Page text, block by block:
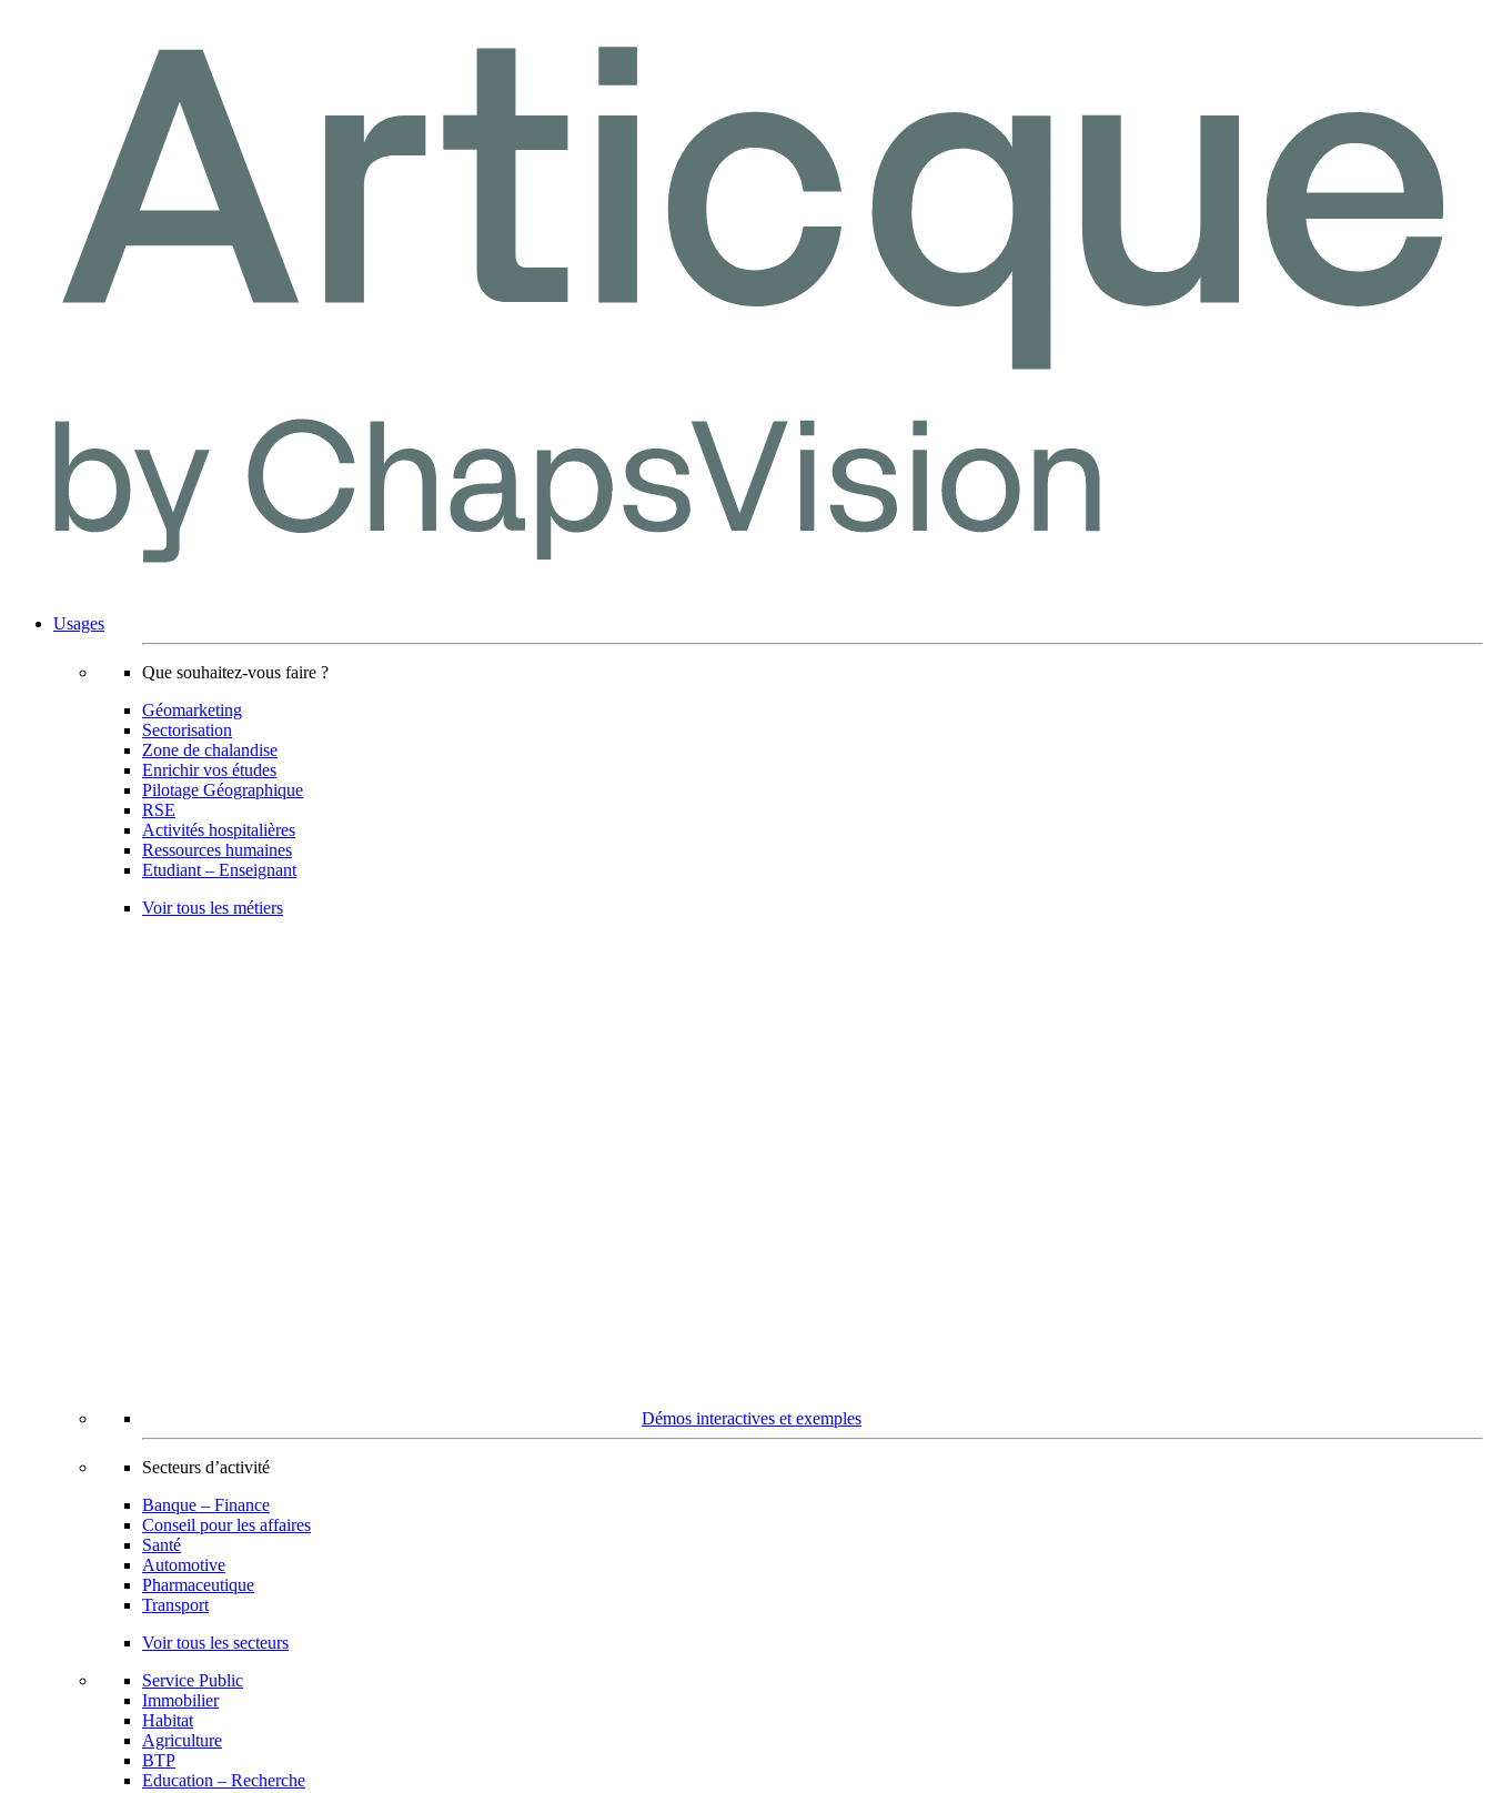
Usages
Que souhaitez-vous faire ?
Géomarketing
Sectorisation
Zone de chalandise
Enrichir vos études
Pilotage Géographique
RSE
Activités hospitalières
Ressources humaines
Etudiant – Enseignant
Voir tous les métiers
Démos interactives et exemples
Secteurs d’activité
Banque – Finance
Conseil pour les affaires
Santé
Automotive
Pharmaceutique
Transport
Voir tous les secteurs
Service Public
Immobilier
Habitat
Agriculture
BTP
Education – Recherche